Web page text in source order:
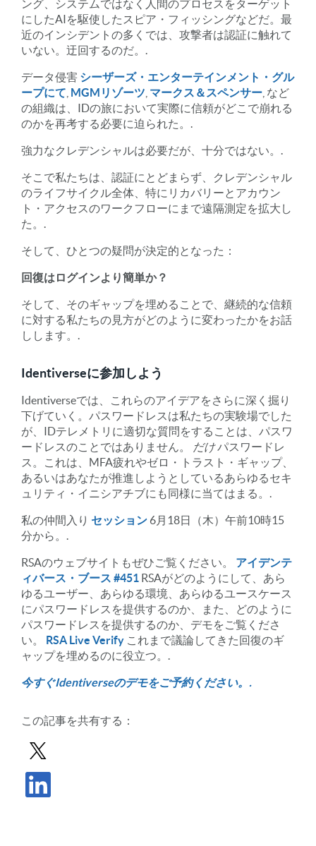
ング、システムではなく人間のプロセスをターゲット
にしたAIを駆使したスピア・フィッシングなどだ。最
近のインシデントの多くでは、攻撃者は認証に触れて
いない。迂回するのだ。.
データ侵害 シーザーズ・エンターテインメント・グル
ープにて MGMリゾーツ マークス＆スペンサー , など
の組織は、IDの旅において実際に信頼がどこで崩れる
のかを再考する必要に迫られた。.
強力なクレデンシャルは必要だが、十分ではない。.
そこで私たちは、認証にとどまらず、クレデンシャル
のライフサイクル全体、特にリカバリーとアカウン
ト・アクセスのワークフローにまで遠隔測定を拡大し
た。.
そして、ひとつの疑問が決定的となった：
回復はログインより簡単か？
そして、そのギャップを埋めることで、継続的な信頼
に対する私たちの見方がどのように変わったかをお話
しします。.
Identiverseに参加しよう
Identiverseでは、これらのアイデアをさらに深く掘り
下げていく。パスワードレスは私たちの実験場でした
が、IDテレメトリに適切な質問をすることは、パスワ
ードレスのことではありません。
だけパスワードレ
ス。これは、MFA疲れやゼロ・トラスト・ギャップ、
あるいはあなたが推進しようとしているあらゆるセキ
ュリティ・イニシアチブにも同様に当てはまる。.
私の仲間入り セッション 6月18日（木）午前10時15
分から。.
RSAのウェブサイトもぜひご覧ください。 アイデンテ
ィバース・ブース #451 RSAがどのようにして、あら
ゆるユーザー、あらゆる環境、あらゆるユースケース
にパスワードレスを提供するのか、また、どのように
パスワードレスを提供するのか、デモをご覧くださ
い。 RSA Live Verify これまで議論してきた回復のギ
ャップを埋めるのに役立つ。.
今すぐIdentiverseのデモをご予約ください。.
この記事を共有する：
Xで投稿を共有する